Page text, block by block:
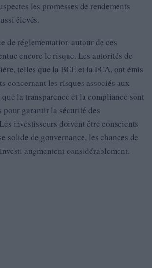
les promesses de rendements
élevés.
de réglementation autour de ces
encore le risque. Les autorités de
telles que la BCE et la FCA, ont émis
concernant les risques associés aux
la transparence et la compliance sont
pour garantir la sécurité des
investisseurs doivent être conscients
solide de gouvernance, les chances de
augmentent considérablement.